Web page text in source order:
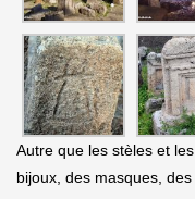
Autre que les stèles et
bijoux, des masques,